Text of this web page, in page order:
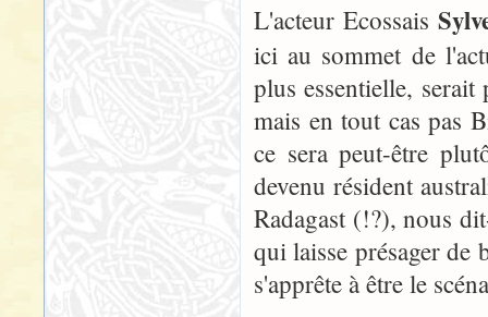
L'acteur Ecossais
ici au sommet de
plus essentielle,
mais en tout cas pas
ce sera peut-être
devenu résident
Radagast (!?), nous
qui laisse présager de
s'apprête à être le